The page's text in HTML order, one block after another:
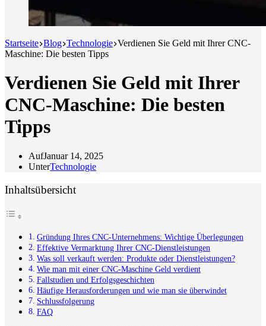
Startseite Blog Technologie Verdienen Sie Geld mit Ihrer CNC-
Maschine: Die besten Tipps
Verdienen Sie Geld mit Ihrer
CNC-Maschine: Die besten
Tipps
AufJanuar 14, 2025
UnterTechnologie
Inhaltsübersicht
Gründung Ihres CNC-Unternehmens: Wichtige Überlegungen
Effektive Vermarktung Ihrer CNC-Dienstleistungen
Was soll verkauft werden: Produkte oder Dienstleistungen?
Wie man mit einer CNC-Maschine Geld verdient
Fallstudien und Erfolgsgeschichten
Häufige Herausforderungen und wie man sie überwindet
Schlussfolgerung
FAQ